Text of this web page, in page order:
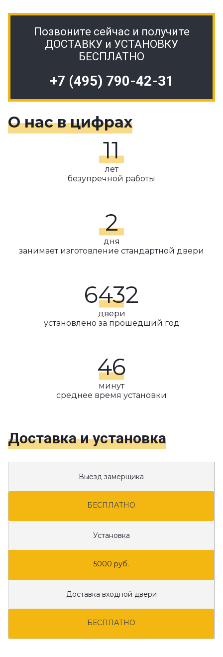
Позвоните сейчас и получите
ДОСТАВКУ и УСТАНОВКУ
БЕСПЛАТНО
+7 (495) 790-42-31
О нас в цифрах
11
лет
безупречной работы
2
дня
занимает изготовление стандартной двери
6432
двери
установлено за прошедший год
46
минут
среднее время установки
Доставка и установка
Выезд замерщика
БЕСПЛАТНО
Установка
5000 руб.
Доставка входной двери
БЕСПЛАТНО